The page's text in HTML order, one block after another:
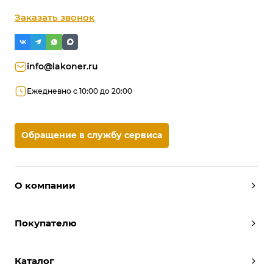
О компании
Условия работы
Отзывы
Покупателю
Вызвать дизайнера
Каталог
Заказать звонок
info@lakoner.ru
Ежедневно с 10:00 до 20:00
Обращение в службу сервиса